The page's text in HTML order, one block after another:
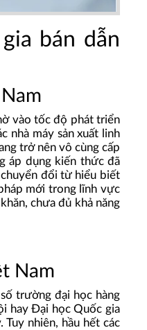
bán dẫn
vào tốc độ phát triển
nhà máy sản xuất linh
trở nên vô cùng cấp
áp dụng kiến thức đã
đổi từ hiểu biết
mới trong lĩnh vực
chưa đủ khả năng
Nam
trường đại học hàng
hay Đại học Quốc gia
nhiên, hầu hết các